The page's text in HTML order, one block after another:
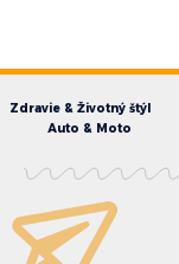
Zdravie & Životný štýl
Auto & Moto